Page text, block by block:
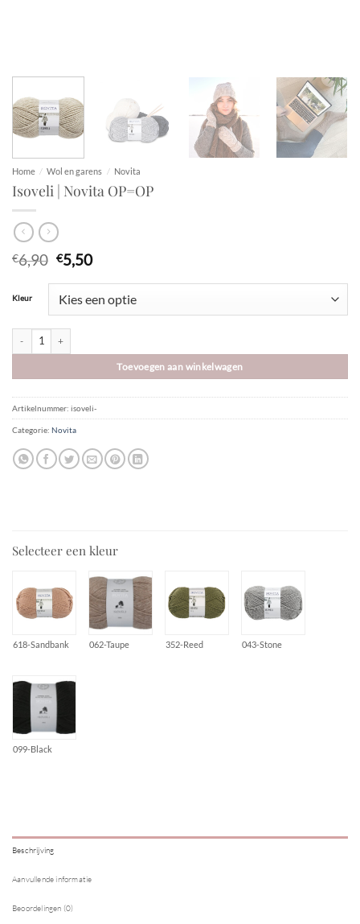
Home / Wol en garens / Novita
Isoveli | Novita OP=OP
€6,90 Oorspronkelijke
prijs
was:
€6,90.
€5,50Huidige
is:
€5,50.
Kleur
Isoveli | Novita OP=OP aantal
Toevoegen aan winkelwagen
Artikelnummer: isoveli-
Categorie: Novita
Selecteer een kleur
618-Sandbank 062-Taupe 352-Reed 043-Stone
099-Black
Beschrijving
Aanvullende informatie
Beoordelingen (0)